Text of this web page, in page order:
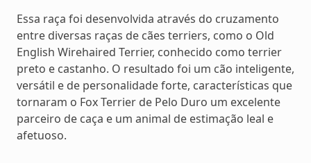
Essa raça foi desenvolvida através do cruzamento
entre diversas raças de cães terriers, como o Old
English Wirehaired Terrier, conhecido como terrier
preto e castanho. O resultado foi um cão inteligente,
versátil e de personalidade forte, características que
tornaram o Fox Terrier de Pelo Duro um excelente
parceiro de caça e um animal de estimação leal e
afetuoso.